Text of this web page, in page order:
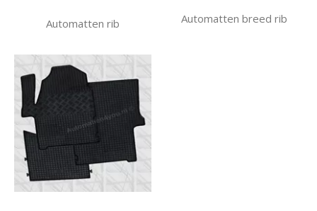
Automatten rib Automatten breed rib